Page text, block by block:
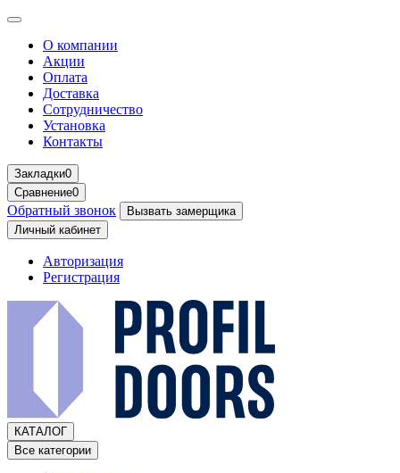
О компании
Акции
Оплата
Доставка
Сотрудничество
Установка
Контакты
Закладки0
Сравнение0
Обратный звонок
Вызвать замерщика
Личный кабинет
Авторизация
Регистрация
КАТАЛОГ
Все категории